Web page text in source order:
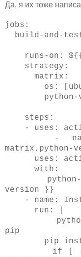
Да, я их тоже
jobs:
build-and-
runs-on: ${{
strategy:
matrix:
os:
python-
steps:
- uses:
- name:
matrix.python-
uses:
with:
python-
version }}
- name:
run: |
python -m
pip
pip install
if [ -f